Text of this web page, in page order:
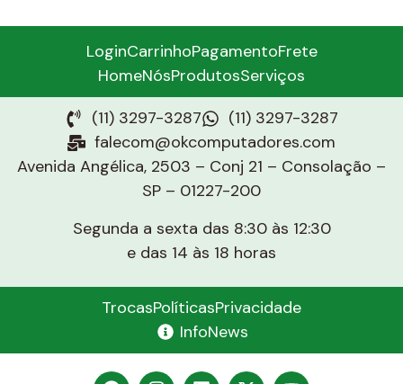
LoginCarrinhoPagamentoFrete
HomeNósProdutosServiços
(11) 3297-3287
(11) 3297-3287
falecom@okcomputadores.com
Avenida Angélica, 2503 – Conj 21 – Consolação –
SP – 01227-200
Segunda a sexta das 8:30 às 12:30
e das 14 às 18 horas
TrocasPolíticasPrivacidade
InfoNews